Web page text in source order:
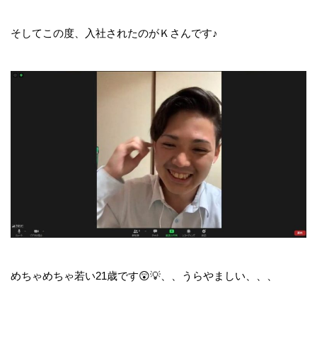
そしてこの度、入社されたのがＫさんです♪
めちゃめちゃ若い21歳です😲💡、、うらやましい、、、